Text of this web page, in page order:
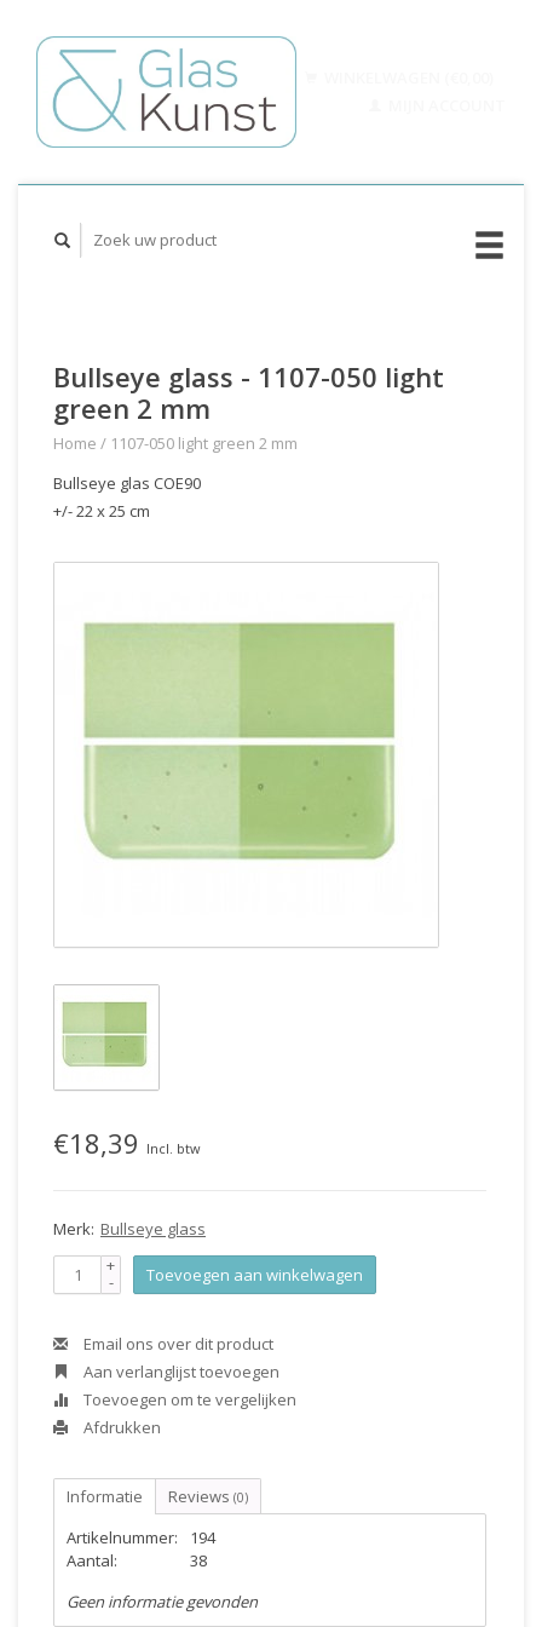
Bullseye glass - 1107-050 light
green 2 mm
Home / 1107-050 light green 2 mm
Bullseye glas COE90
+/- 22 x 25 cm
€18,39 Incl. btw
Merk: Bullseye glass
+
- Toevoegen aan winkelwagen
Email ons over dit product
Aan verlanglijst toevoegen
Toevoegen om te vergelijken
Afdrukken
Informatie Reviews (0)
Artikelnummer:
194
Aantal:
38
Geen informatie gevonden